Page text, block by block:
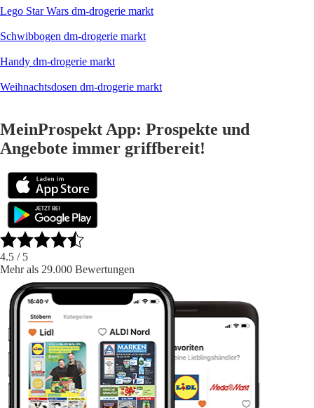
Lego Star Wars dm-drogerie markt
Schwibbogen dm-drogerie markt
Handy dm-drogerie markt
Weihnachtsdosen dm-drogerie markt
MeinProspekt App: Prospekte und
Angebote immer griffbereit!
4.5 / 5
Mehr als 29.000 Bewertungen